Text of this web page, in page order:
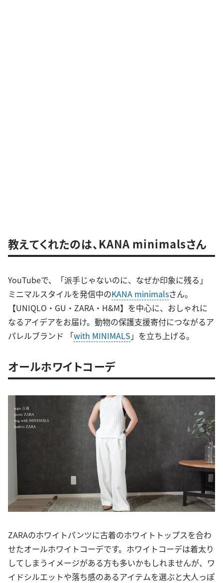
教えてくれたのは、KANA minimalsさん
YouTubeで、「派手じゃないのに、なぜか印象に残る」
ミニマルスタイルを発信中のKANA minimalsさん。
【UNIQLO・GU・ZARA・H&M】を中心に、おしゃれに
なるアイデアをお届け。動物の保護支援寄付につながるア
パレルブランド 「with MINIMALS 」を立ち上げる。
オールホワイトコーデ
ZARAのホワイトパンツに古着のホワイトトップスを合わ
せたオールホワイトコーデです。ホワイトコーデは着太り
してしまうイメージがある方も多いかもしれませんが、ワ
イドシルエットや落ち感のあるアイテムを選ぶと大人っぽ